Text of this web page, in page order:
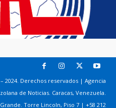
2024. Derechos reservados | Agencia
de Noticias. Caracas, Venezuela.
Grande. Torre Lincoln, Piso 7 | +58 212